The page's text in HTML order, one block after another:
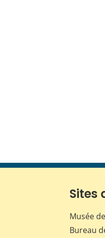
Sites
Musée
Bureau